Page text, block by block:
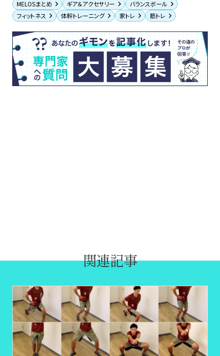
MELOSまとめ ギア＆アクセサリー
バランスボール
フィットネス
体幹トレーニング 家トレ 筋トレ
関連記事